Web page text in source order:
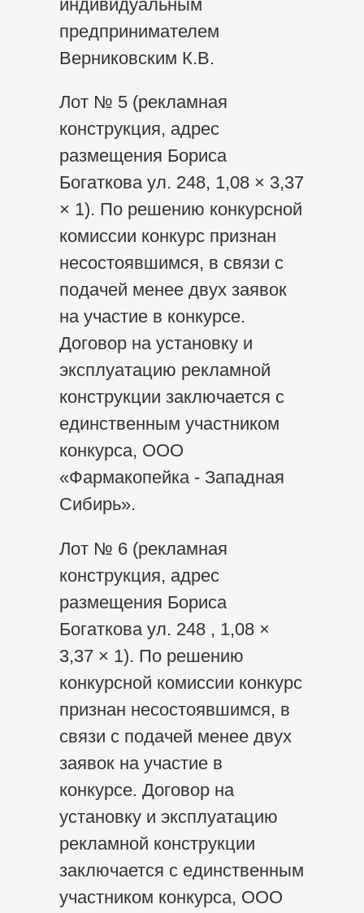
индивидуальным
предпринимателем
Верниковским К.В.
Лот № 5 (рекламная
конструкция, адрес
размещения Бориса
Богаткова ул. 248, 1,08 × 3,37
× 1). По решению конкурсной
комиссии конкурс признан
несостоявшимся, в связи с
подачей менее двух заявок
на участие в конкурсе.
Договор на установку и
эксплуатацию рекламной
конструкции заключается с
единственным участником
конкурса, ООО
«Фармакопейка - Западная
Сибирь».
Лот № 6 (рекламная
конструкция, адрес
размещения Бориса
Богаткова ул. 248 , 1,08 ×
3,37 × 1). По решению
конкурсной комиссии конкурс
признан несостоявшимся, в
связи с подачей менее двух
заявок на участие в
конкурсе. Договор на
установку и эксплуатацию
рекламной конструкции
заключается с единственным
участником конкурса, ООО